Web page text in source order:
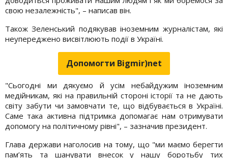
свою незалежність", – написав він.
Також Зеленський подякував іноземним журналістам, які
неупереджено висвітлюють події в Україні.
Допомогти Bigmir)net
"Сьогодні ми дякуємо й усім небайдужим іноземним
медійникам, які на правильній стороні історії та не дають
світу забути чи замовчати те, що відбувається в Україні.
Саме така активна підтримка допомагає нам отримувати
допомогу на політичному рівні", – зазначив президент.
Глава держави наголосив на тому, що "ми маємо берегти
пам’ять та шанувати внесок у нашу боротьбу тих